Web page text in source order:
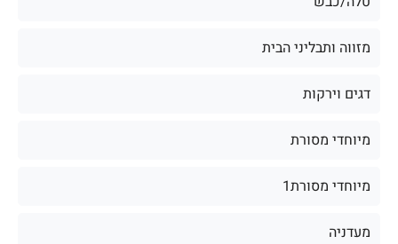
מזווה ותבליני הבית
דגים וירקות
מיוחדי מסורת
מיוחדי מסורת1
מעדניה